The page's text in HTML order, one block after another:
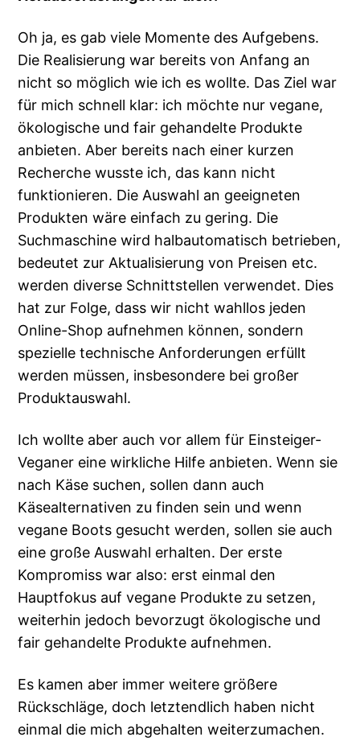
Oh ja, es gab viele Momente des Aufgebens.
Die Realisierung war bereits von Anfang an
nicht so möglich wie ich es wollte. Das Ziel war
für mich schnell klar: ich möchte nur vegane,
ökologische und fair gehandelte Produkte
anbieten. Aber bereits nach einer kurzen
Recherche wusste ich, das kann nicht
funktionieren. Die Auswahl an geeigneten
Produkten wäre einfach zu gering. Die
Suchmaschine wird halbautomatisch betrieben,
bedeutet zur Aktualisierung von Preisen etc.
werden diverse Schnittstellen verwendet. Dies
hat zur Folge, dass wir nicht wahllos jeden
Online-Shop aufnehmen können, sondern
spezielle technische Anforderungen erfüllt
werden müssen, insbesondere bei großer
Produktauswahl.
Ich wollte aber auch vor allem für Einsteiger-
Veganer eine wirkliche Hilfe anbieten. Wenn sie
nach Käse suchen, sollen dann auch
Käsealternativen zu finden sein und wenn
vegane Boots gesucht werden, sollen sie auch
eine große Auswahl erhalten. Der erste
Kompromiss war also: erst einmal den
Hauptfokus auf vegane Produkte zu setzen,
weiterhin jedoch bevorzugt ökologische und
fair gehandelte Produkte aufnehmen.
Es kamen aber immer weitere größere
Rückschläge, doch letztendlich haben nicht
einmal die mich abgehalten weiterzumachen.